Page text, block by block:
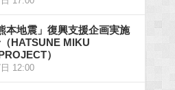
本地震」復興支援企画実施
HATSUNE MIKU
）
12:00